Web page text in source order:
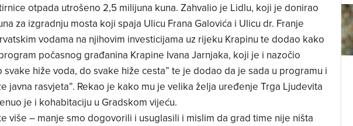
otpada utrošeno 2,5 milijuna kuna. Zahvalio je Lidlu, koji je donirao
za izgradnju mosta koji spaja Ulicu Frana Galovića i Ulicu dr. Franje
vodama na njihovim investicijama uz rijeku Krapinu te dodao kako
počasnog građanina Krapine Ivana Jarnjaka, koji je i nazočio
svake hiže voda, do svake hiže cesta” te je dodao da je sada u programu i
javna rasvjeta”. Rekao je kako mu je velika želja uređenje Trga Ljudevita
je i kohabitaciju u Gradskom vijeću.
više – manje smo dogovorili i usuglasili i mislim da grad time nije ništa